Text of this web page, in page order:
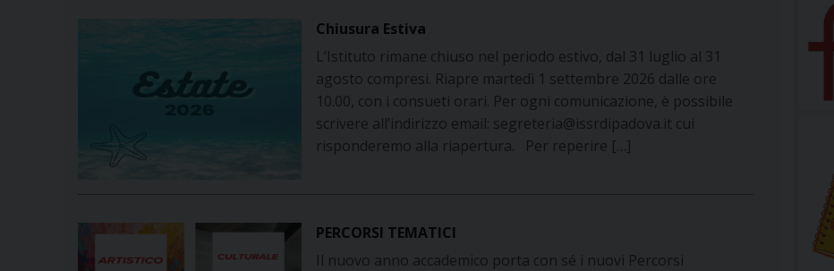
Chiusura Estiva
L’Istituto rimane chiuso nel periodo estivo, dal 31 luglio al 31
agosto compresi. Riapre martedì 1 settembre 2026 dalle ore
10.00, con i consueti orari. Per ogni comunicazione, è possibile
scrivere all’indirizzo email: segreteria@issrdipadova.it cui
risponderemo alla riapertura. Per reperire […]
PERCORSI TEMATICI
Il nuovo anno accademico porta con sé i nuovi Percorsi